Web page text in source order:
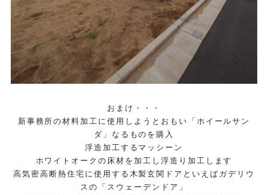
おまけ・・・
新事務所の材料加工に使用しようとおもい「ホイールサン
ダ」なるものを購入
浮造加工するマッシーン
ホワイトオークの床材を加工し浮造り加工します
高気密高断熱住宅に使用する木製玄関ドアといえばガデリウ
スの「スウェーデンドア」